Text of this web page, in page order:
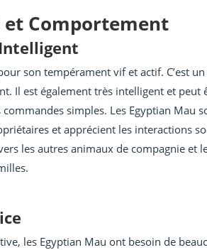
Comportement
son tempérament vif et actif. C’est
Il est également très intelligent et peut
simples. Les Egyptian Mau
et apprécient les interactions
les autres animaux de compagnie et
les Egyptian Mau ont besoin de